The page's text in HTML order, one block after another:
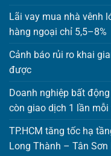
Lãi vay mua nhà vênh
hàng ngoại chỉ 5,5–8%
Cảnh báo rủi ro khai
được
Doanh nghiệp bất
còn giao dịch 1 lần mỗi
TP.HCM tăng tốc hạ
Long Thành – Tân